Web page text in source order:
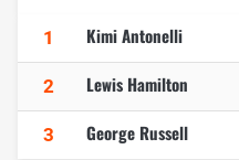
1 Kimi Antonelli
2 Lewis Hamilton
3 George Russell